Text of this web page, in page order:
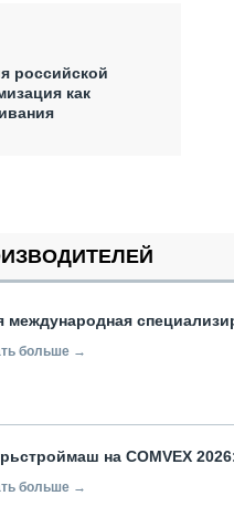
российской
как
международная
больше →
на COMVEX
больше →